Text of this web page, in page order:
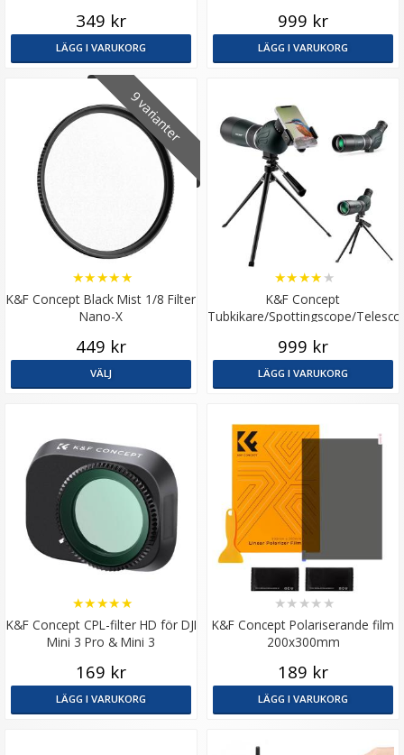
349 kr
LÄGG I VARUKORG
999 kr
LÄGG I VARUKORG
9 varianter
K&F Concept Black Mist 1/8 Filter
Nano-X
★★★★★
449 kr
VÄLJ
K&F Concept
Tubkikare/Spottingscope/
★★★★ ★
999 kr
LÄGG I VARUKORG
K&F Concept CPL-filter HD för DJI
Mini 3 Pro & Mini 3
★★★★★
169 kr
LÄGG I VARUKORG
K&F Concept Polariserande film
200x300mm
★★ ★★ ★
189 kr
LÄGG I VARUKORG